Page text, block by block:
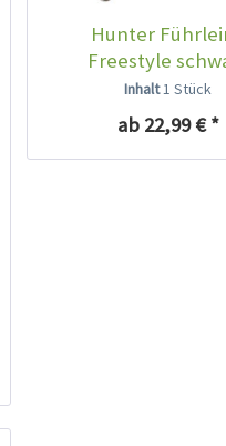
Hunter
Freestyle
Inhalt1 Stück
ab 22,99 € *